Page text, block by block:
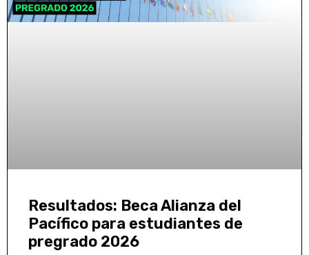
Resultados: Beca Alianza del
Pacífico para estudiantes de
pregrado 2026